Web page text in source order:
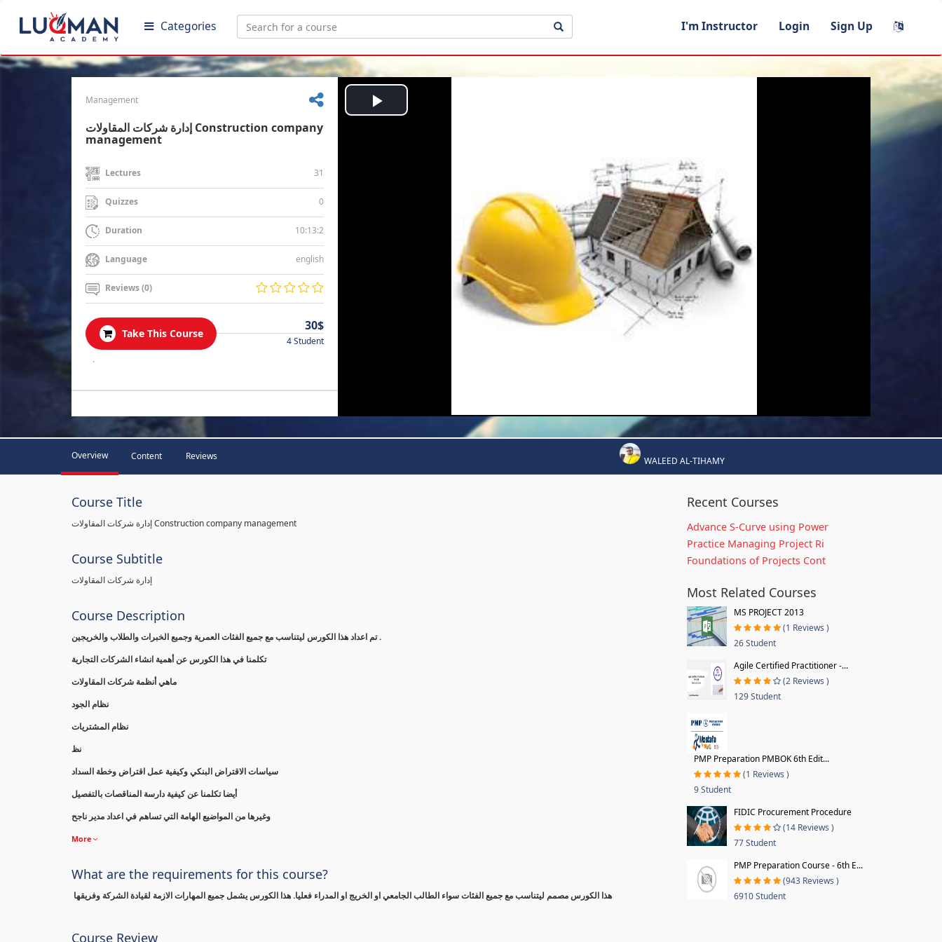
Categories I'm Instructor Login Sign Up
Management
إدارة شركات المقاولات Construction company
management
Lectures 31
Quizzes 0
Duration 10:13:2
Language english
Reviews (0)
Take This Course
30$
4 Student
.
Play
Overview Content Reviews WALEED AL-TIHAMY
Course Title
إدارة شركات المقاولات Construction company management
Course Subtitle
إدارة شركات المقاولات
Course Description
تم اعداد هذا الكورس ليتناسب مع جميع الفئات العمرية وجميع الخبرات والطلاب والخريجين .
تكلمنا في هذا الكورس عن أهمية انشاء الشركات التجارية
ماهي أنظمة شركات المقاولات
نظام الجود
نظام المشتريات
نظ
سياسات الاقتراض البنكي وكيفية عمل اقتراض وخطة السداد
وغيرها من المواضيع الهامة التي تساهم في اعداد مدير ناجح
More
What are the requirements for this course?
هذا الكورس مصمم ليتناسب مع جميع الفئات سواء الطالب الجامعي او الخريج او المدراء فعليا. هذا الكورس يشمل جميع المهارات الازمة لقيادة الشركة وفريقها
Course Review
Recent Courses
Advance S-Curve using Power
Practice Managing Project Ri
Foundations of Projects Cont
Most Related Courses
MS PROJECT 2013
(1 Reviews )
26 Student
Agile Certified Practitioner -...
(2 Reviews )
129 Student
PMP Preparation PMBOK 6th Edit...
(1 Reviews )
9 Student
FIDIC Procurement Procedure
(14 Reviews )
77 Student
PMP Preparation Course - 6th E...
(943 Reviews )
6910 Student